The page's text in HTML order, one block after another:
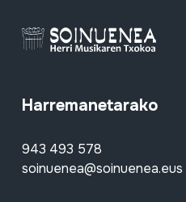
Harremanetarako
943 493 578
soinuenea@soinuenea.eus